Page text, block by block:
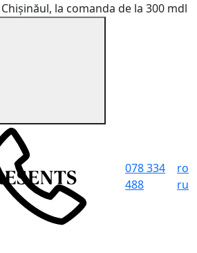
la comanda de la 300 mdl
078 334
488
ro
ru